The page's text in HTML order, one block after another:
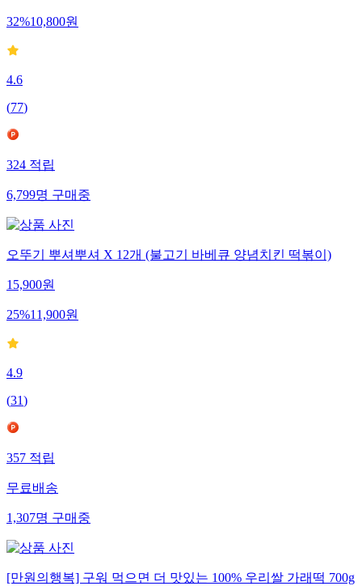
32%10,800원
4.6
(77)
324 적립
6,799명 구매중
오뚜기 뿌셔뿌셔 X 12개 (불고기 바베큐 양념치킨 떡볶이)
15,900원
25%11,900원
4.9
(31)
357 적립
무료배송
1,307명 구매중
[만원의행복] 구워 먹으면 더 맛있는 100% 우리쌀 가래떡 700g